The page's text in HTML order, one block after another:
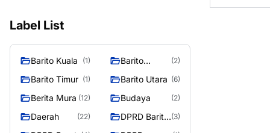
Label List
Barito Kuala (1)
Barito
(2)
Barito Timur (1) Barito Utara (6)
Berita Mura (12) Budaya (2)
Daerah (22)
DPRD Barito (3)